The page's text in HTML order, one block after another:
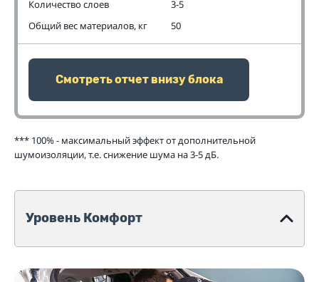
Количество слоев
3-5
Общий вес материалов, кг
50
Смотреть отчет внизу блока
*** 100% - максимальный эффект от дополнительной
шумоизоляции, т.е. снижение шума на 3-5 дБ.
Уровень Комфорт